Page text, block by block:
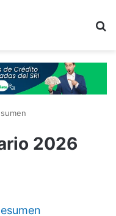
2026